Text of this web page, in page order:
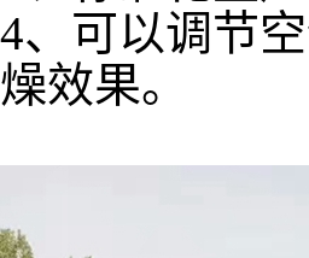
4、可以调节
燥效果。